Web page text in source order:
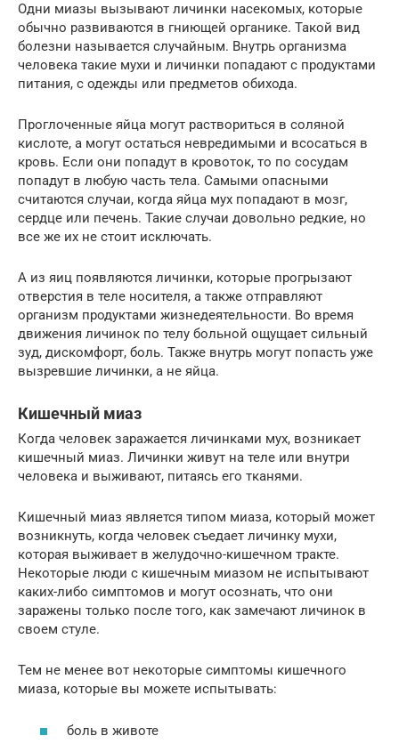
Одни миазы вызывают личинки насекомых, которые
обычно развиваются в гниющей органике. Такой вид
болезни называется случайным. Внутрь организма
человека такие мухи и личинки попадают с продуктами
питания, с одежды или предметов обихода.
Проглоченные яйца могут раствориться в соляной
кислоте, а могут остаться невредимыми и всосаться в
кровь. Если они попадут в кровоток, то по сосудам
попадут в любую часть тела. Самыми опасными
считаются случаи, когда яйца мух попадают в мозг,
сердце или печень. Такие случаи довольно редкие, но
все же их не стоит исключать.
А из яиц появляются личинки, которые прогрызают
отверстия в теле носителя, а также отправляют
организм продуктами жизнедеятельности. Во время
движения личинок по телу больной ощущает сильный
зуд, дискомфорт, боль. Также внутрь могут попасть уже
вызревшие личинки, а не яйца.
Кишечный миаз
Когда человек заражается личинками мух, возникает
кишечный миаз. Личинки живут на теле или внутри
человека и выживают, питаясь его тканями.
Кишечный миаз является типом миаза, который может
возникнуть, когда человек съедает личинку мухи,
которая выживает в желудочно-кишечном тракте.
Некоторые люди с кишечным миазом не испытывают
каких-либо симптомов и могут осознать, что они
заражены только после того, как замечают личинок в
своем стуле.
Тем не менее вот некоторые симптомы кишечного
миаза, которые вы можете испытывать:
боль в животе